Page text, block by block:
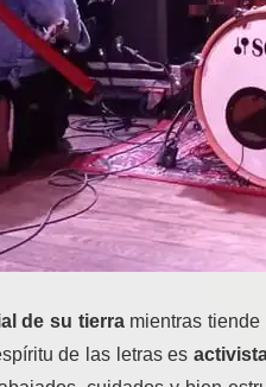
de su tierramientras tiende
de las letras es